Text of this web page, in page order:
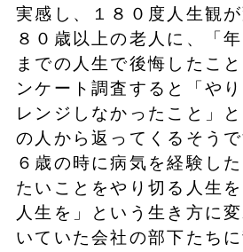
実感し、１８０度人生観が
８０歳以上の老人に、「
までの人生で後悔したこ
ンケート調査すると「や
レンジしなかったこと」
の人から返ってくるそう
６歳の時に病気を経験し
たいことをやり切る人生
人生を」という生き方に
いていた会社の部下たち